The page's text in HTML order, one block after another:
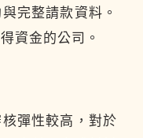
完整請款資料。
資金的公司。
彈性較高，對於